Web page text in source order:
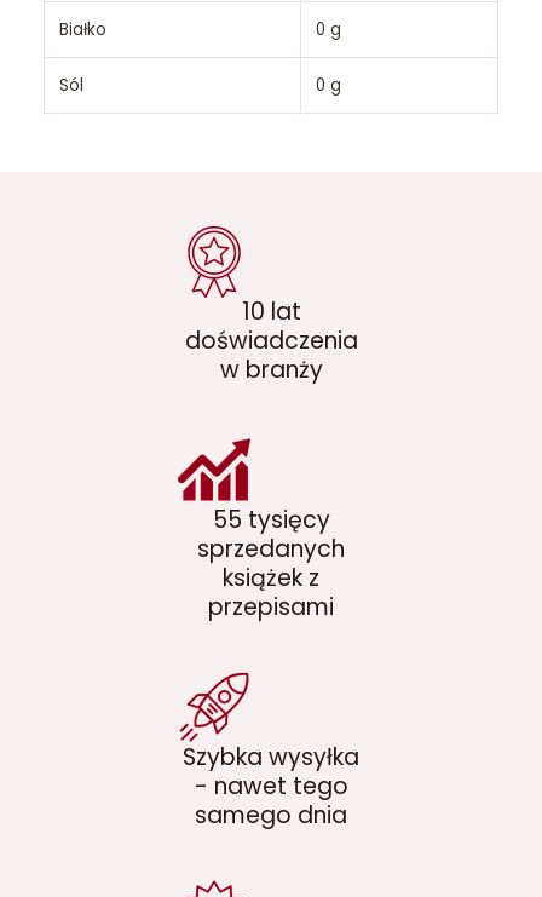
Białko 0 g
Sól 0 g
10 lat
doświadczenia
w branży
55 tysięcy
sprzedanych
książek z
przepisami
Szybka wysyłka
- nawet tego
samego dnia